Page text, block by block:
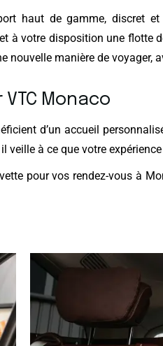
haut de gamme, discret
à votre disposition une flotte
nouvelle manière de voyager,
Monaco
d’un accueil
à ce que votre
pour vos rendez-vous à